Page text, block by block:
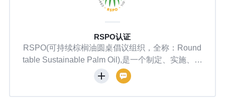
，全称：Round
制定、实施、监
展；自2004年
GlobalGAP（全球良好农业规范）
协会（EUREP）于1997年发起制
生产标准，原名EurepGAP，2007
会正式更名。其核心是建立初级农
范，覆盖种植、养殖、采收、加工